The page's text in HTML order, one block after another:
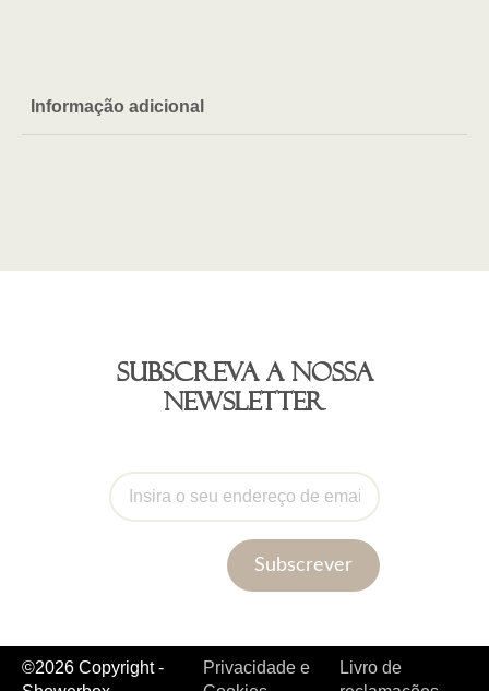
Informação adicional
Subscreva a nossa
newsletter
Subscrever
©2026 Copyright -
Privacidade e
Livro de